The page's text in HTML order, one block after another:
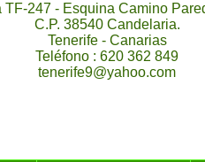
TF-247 - Esquina Camino
C.P. 38540 Candelaria.
Tenerife - Canarias
Teléfono : 620 362 849
tenerife9@yahoo.com